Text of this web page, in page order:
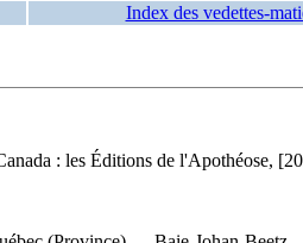
Index des vedettes-
: les Éditions de l'Apothéose,